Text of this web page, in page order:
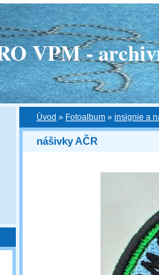
VPM -
Úvod » Fotoalbum » insignie a
nášivky AČR